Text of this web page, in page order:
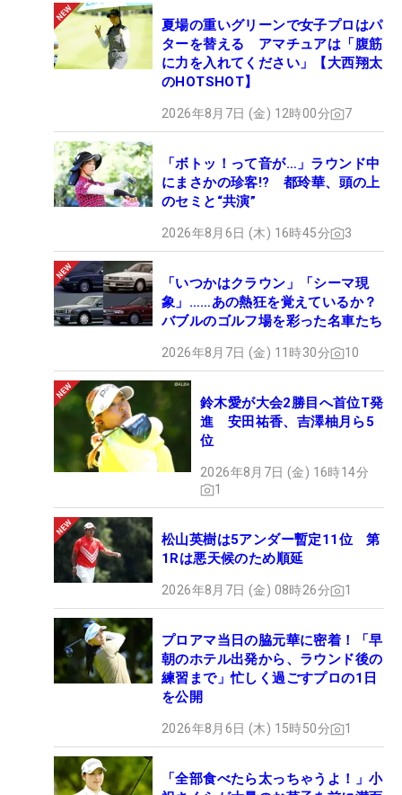
夏場の重いグリーンで女子プロはパ
ターを替える アマチュアは「腹筋
に力を入れてください」【大西翔太
のHOTSHOT】
2026年8月7日 (金) 12時00分 7
「ボトッ！って音が…」ラウンド中
にまさかの珍客!? 都玲華、頭の上
のセミと“共演”
2026年8月6日 (木) 16時45分 3
「いつかはクラウン」「シーマ現
象」……あの熱狂を覚えているか？
バブルのゴルフ場を彩った名車たち
2026年8月7日 (金) 11時30分 10
鈴木愛が大会2勝目へ首位T発
進 安田祐香、吉澤柚月ら5
位
2026年8月7日 (金) 16時14分
1
松山英樹は5アンダー暫定11位 第
1Rは悪天候のため順延
2026年8月7日 (金) 08時26分 1
プロアマ当日の脇元華に密着！「早
朝のホテル出発から、ラウンド後の
練習まで」忙しく過ごすプロの1日
を公開
2026年8月6日 (木) 15時50分 1
「全部食べたら太っちゃうよ！」小